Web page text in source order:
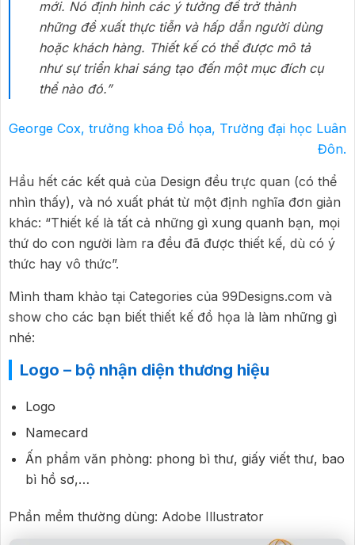
mới. Nó định hình các ý tưởng để trở thành
những đề xuất thực tiễn và hấp dẫn người dùng
hoặc khách hàng. Thiết kế có thể được mô tả
như sự triển khai sáng tạo đến một mục đích cụ
thể nào đó.”
George Cox, trưởng khoa Đồ họa, Trường đại học Luân
Đôn.
Hầu hết các kết quả của Design đều trực quan (có thể
nhìn thấy), và nó xuất phát từ một định nghĩa đơn giản
khác: “Thiết kế là tất cả những gì xung quanh bạn, mọi
thứ do con người làm ra đều đã được thiết kế, dù có ý
thức hay vô thức”.
Mình tham khảo tại Categories của 99Designs.com và
show cho các bạn biết thiết kế đồ họa là làm những gì
nhé:
Logo – bộ nhận diện thương hiệu
Logo
Namecard
Ấn phẩm văn phòng: phong bì thư, giấy viết thư, bao
bì hồ sơ,…
Phần mềm thường dùng: Adobe Illustrator